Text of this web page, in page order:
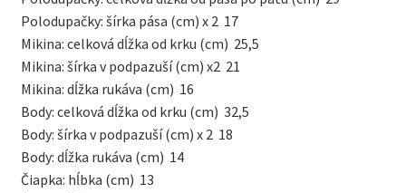
Polodupačky: šírka pása (cm) x 2 17
Mikina: celková dĺžka od krku (cm) 25,5
Mikina: šírka v podpazuší (cm) x2 21
Mikina: dĺžka rukáva (cm) 16
Body: celková dĺžka od krku (cm) 32,5
Body: šírka v podpazuší (cm) x 2 18
Body: dĺžka rukáva (cm) 14
Čiapka: hĺbka (cm) 13